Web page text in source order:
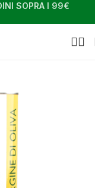
SOPRA I 99€